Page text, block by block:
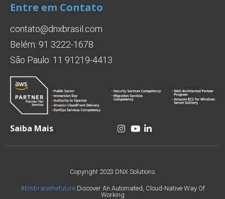
Entre em Contato
contato@dnxbrasil.com
Belém: 91 3222-1678
São Paulo: 11 91219-4413
Saiba Mais
Copyright 2023 DNX Solutions
#Embracethefuture Discover An Automated, Cloud-Native Way Of
Working